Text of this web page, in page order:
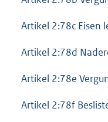
Artikel 2:78c Eisen
Artikel 2:78d
Artikel 2:78e
Artikel 2:78f